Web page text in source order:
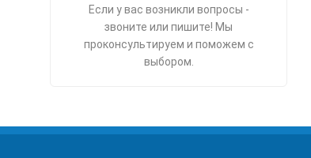
Если у вас возникли вопросы -
звоните или пишите! Мы
проконсультируем и поможем с
выбором.